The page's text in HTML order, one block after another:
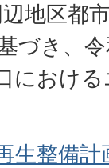
地区都
づき、
におけ
生整備